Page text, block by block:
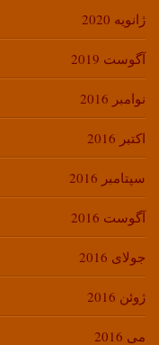
ژانویه 2020
آگوست 2019
نوامبر 2016
اکتبر 2016
سپتامبر 2016
آگوست 2016
جولای 2016
ژوئن 2016
می 2016